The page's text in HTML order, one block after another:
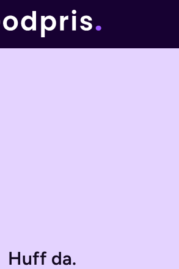
Huff da.